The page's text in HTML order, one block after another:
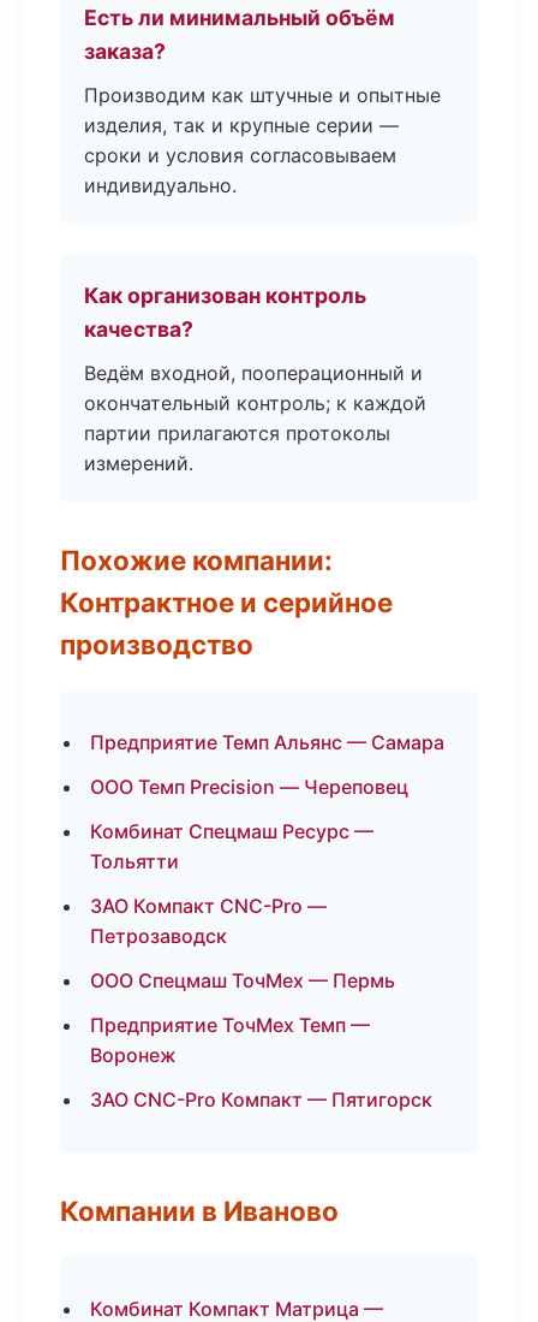
Есть ли минимальный объём
заказа?
Производим как штучные и опытные
изделия, так и крупные серии —
сроки и условия согласовываем
индивидуально.
Как организован контроль
качества?
Ведём входной, пооперационный и
окончательный контроль; к каждой
партии прилагаются протоколы
измерений.
Похожие компании:
Контрактное и серийное
производство
Предприятие Темп Альянс — Самара
ООО Темп Precision — Череповец
Комбинат Спецмаш Ресурс —
Тольятти
ЗАО Компакт CNC-Pro —
Петрозаводск
ООО Спецмаш ТочМех — Пермь
Предприятие ТочМех Темп —
Воронеж
ЗАО CNC-Pro Компакт — Пятигорск
Компании в Иваново
Комбинат Компакт Матрица —